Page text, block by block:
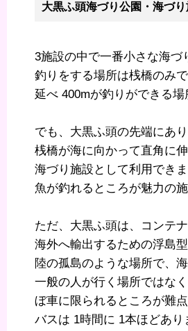
大黒ふ頭海づり公園・海づ
3施設の中で一番小さな海づ
釣りをする場所は桟橋のみ
延べ 400mが釣りができる場
でも、大黒ふ頭の先端にあ
桟橋が海に向かって直角に
海づり施設として利用でき
魚が釣れるところが魅力の施
ただ、大黒ふ頭は、コンテ
海外へ輸出するための浮島型
陸の孤島のような場所で、
一般の人が行く場所ではな
ぼ車に限られるところが難点
バスは 1時間に 1本ほどあり